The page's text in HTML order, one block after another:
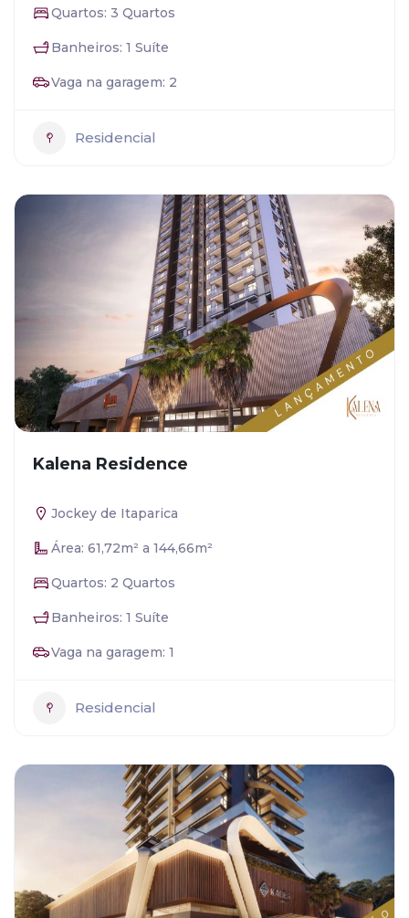
Quartos: 3 Quartos
Banheiros: 1 Suíte
Vaga na garagem: 2
Residencial
Kalena Residence
Jockey de Itaparica
Área: 61,72m² a 144,66m²
Quartos: 2 Quartos
Banheiros: 1 Suíte
Vaga na garagem: 1
Residencial